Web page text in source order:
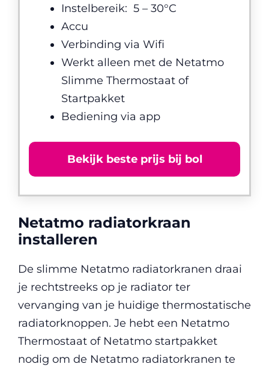
Instelbereik: 5 – 30°C
Accu
Verbinding via Wifi
Werkt alleen met de Netatmo
Slimme Thermostaat of
Startpakket
Bediening via app
Bekijk beste prijs bij bol
Netatmo radiatorkraan
installeren
De slimme Netatmo radiatorkranen draai
je rechtstreeks op je radiator ter
vervanging van je huidige thermostatische
radiatorknoppen. Je hebt een Netatmo
Thermostaat of Netatmo startpakket
nodig om de Netatmo radiatorkranen te